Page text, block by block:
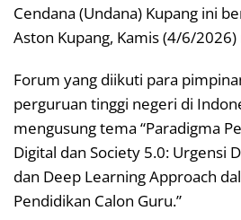
Cendana (Undana) Kupang ini
Aston Kupang, Kamis (4/6/
Forum yang diikuti para
perguruan tinggi negeri di
mengusung tema “Paradigma
Digital dan Society 5.0: Urgensi
dan Deep Learning Approach
Pendidikan Calon Guru.”